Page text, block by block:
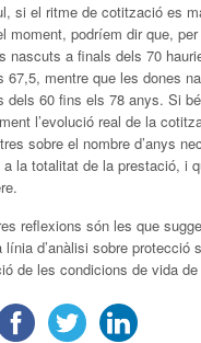
si el ritme de cotització es
moment, podríem dir que,
nascuts a finals dels 70
mentre que les dones
dels 60 fins els 78 anys. Si
l’evolució real de la
sobre el nombre d’anys
la totalitat de la prestació, i
reflexions són les que
línia d’anàlisi sobre
de les condicions de vida